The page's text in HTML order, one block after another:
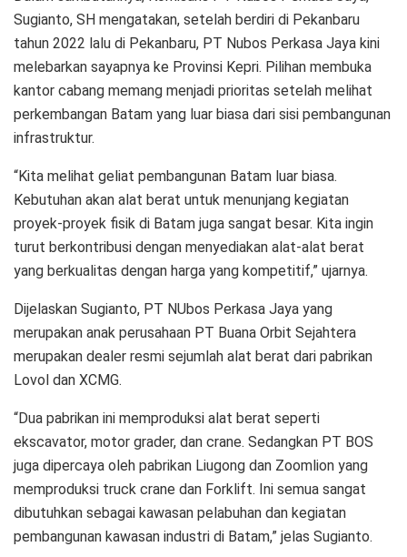
Sugianto, SH mengatakan, setelah berdiri di Pekanbaru
tahun 2022 lalu di Pekanbaru, PT Nubos Perkasa Jaya kini
melebarkan sayapnya ke Provinsi Kepri. Pilihan membuka
kantor cabang memang menjadi prioritas setelah melihat
perkembangan Batam yang luar biasa dari sisi pembangunan
infrastruktur.
“Kita melihat geliat pembangunan Batam luar biasa.
Kebutuhan akan alat berat untuk menunjang kegiatan
proyek-proyek fisik di Batam juga sangat besar. Kita ingin
turut berkontribusi dengan menyediakan alat-alat berat
yang berkualitas dengan harga yang kompetitif,” ujarnya.
Dijelaskan Sugianto, PT NUbos Perkasa Jaya yang
merupakan anak perusahaan PT Buana Orbit Sejahtera
merupakan dealer resmi sejumlah alat berat dari pabrikan
Lovol dan XCMG.
“Dua pabrikan ini memproduksi alat berat seperti
ekscavator, motor grader, dan crane. Sedangkan PT BOS
juga dipercaya oleh pabrikan Liugong dan Zoomlion yang
memproduksi truck crane dan Forklift. Ini semua sangat
dibutuhkan sebagai kawasan pelabuhan dan kegiatan
pembangunan kawasan industri di Batam,” jelas Sugianto.